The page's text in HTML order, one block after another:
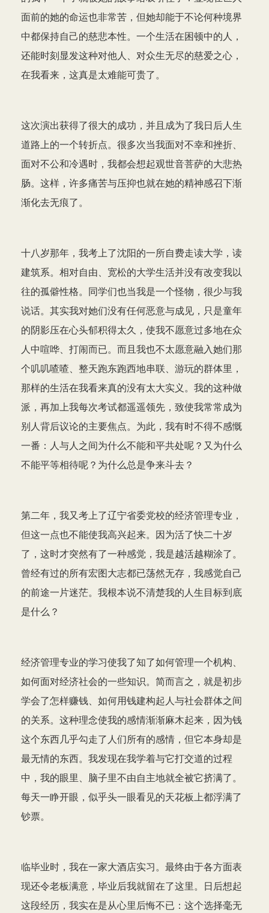
面前的她的命运也非常苦，但她却能于不论何种境界
中都保持自己的慈悲本性。一个生活在困顿中的人，
还能时刻显发这种对他人、对众生无尽的慈爱之心，
在我看来，这真是太难能可贵了。
这次演出获得了很大的成功，并且成为了我日后人生
道路上的一个转折点。很多次当我面对不幸和挫折、
面对不公和冷遇时，我都会想起观世音菩萨的大悲热
肠。这样，许多痛苦与压抑也就在她的精神感召下渐
渐化去无痕了。
十八岁那年，我考上了沈阳的一所自费走读大学，读
建筑系。相对自由、宽松的大学生活并没有改变我以
往的孤僻性格。同学们也当我是一个怪物，很少与我
说话。其实我对她们没有任何恶意与成见，只是童年
的阴影压在心头郁积得太久，使我不愿意过多地在众
人中喧哗、打闹而已。而且我也不太愿意融入她们那
个叽叽喳喳、整天跑东跑西地串联、游玩的群体里，
那样的生活在我看来真的没有太大实义。我的这种做
派，再加上我每次考试都遥遥领先，致使我常常成为
别人背后议论的主要焦点。为此，我有时不得不感慨
一番：人与人之间为什么不能和平共处呢？又为什么
不能平等相待呢？为什么总是争来斗去？
第二年，我又考上了辽宁省委党校的经济管理专业，
但这一点也不能使我高兴起来。因为活了快二十岁
了，这时才突然有了一种感觉，我是越活越糊涂了。
曾经有过的所有宏图大志都已荡然无存，我感觉自己
的前途一片迷茫。我根本说不清楚我的人生目标到底
是什么？
经济管理专业的学习使我了知了如何管理一个机构、
如何面对经济社会的一些知识。简而言之，就是初步
学会了怎样赚钱、如何用钱建构起人与社会群体之间
的关系。这种理念使我的感情渐渐麻木起来，因为钱
这个东西几乎勾走了人们所有的感情，但它本身却是
最无情的东西。我发现在我学着与它打交道的过程
中，我的眼里、脑子里不由自主地就全被它挤满了。
每天一睁开眼，似乎头一眼看见的天花板上都浮满了
钞票。
临毕业时，我在一家大酒店实习。最终由于各方面表
现还令老板满意，毕业后我就留在了这里。日后想起
这段经历，我实在是从心里后悔不已：这个选择毫无